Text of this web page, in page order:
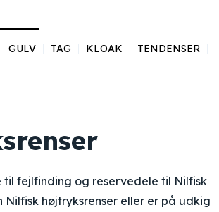
GULV TAG KLOAK TENDENSER
fejlfinding og reservedele til Nilfisk
højtryksrenser eller er på udkig